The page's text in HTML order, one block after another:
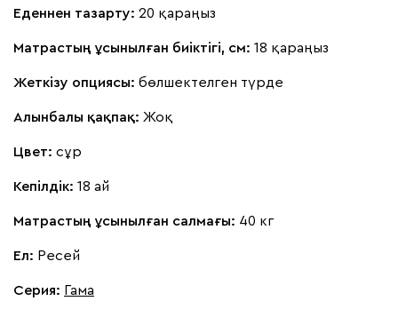
Еденнен тазарту: 20 қараңыз
Матрастың ұсынылған биіктігі, см: 18 қараңыз
Жеткізу опциясы: бөлшектелген түрде
Алынбалы қақпақ: Жоқ
Цвет: сұр
Кепілдік: 18 ай
Матрастың ұсынылған салмағы: 40 кг
Ел: Ресей
Серия: Гама